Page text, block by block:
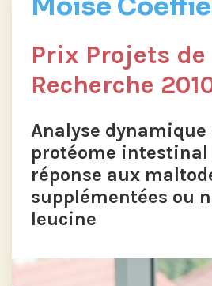
Moïse
Prix Projets de
Recherche
Analyse dynamique
protéome
réponse aux
supplémentées ou
leucine